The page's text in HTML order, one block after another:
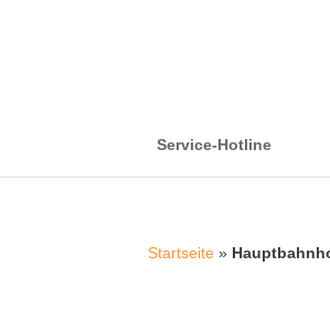
Service-Hotline
Startseite »